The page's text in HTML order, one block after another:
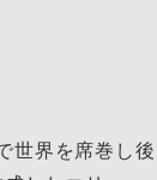
世界を席巻し後